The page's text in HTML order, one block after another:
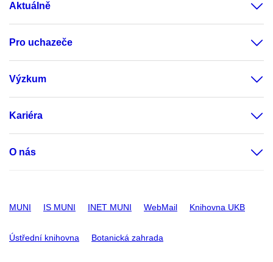
Aktuálně
Pro uchazeče
Výzkum
Kariéra
O nás
MUNI IS MUNI INET MUNI WebMail Knihovna UKB
Ústřední knihovna Botanická zahrada